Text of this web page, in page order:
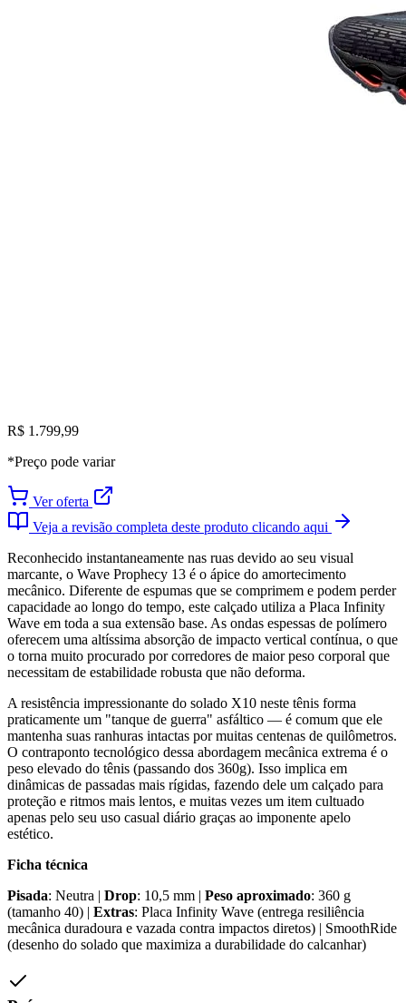
R$ 1.799,99
*Preço pode variar
Ver oferta
Veja a revisão completa deste produto clicando aqui
Reconhecido instantaneamente nas ruas devido ao seu visual
marcante, o Wave Prophecy 13 é o ápice do amortecimento
mecânico. Diferente de espumas que se comprimem e podem perder
capacidade ao longo do tempo, este calçado utiliza a Placa Infinity
Wave em toda a sua extensão base. As ondas espessas de polímero
oferecem uma altíssima absorção de impacto vertical contínua, o que
o torna muito procurado por corredores de maior peso corporal que
necessitam de estabilidade robusta que não deforma.
A resistência impressionante do solado X10 neste tênis forma
praticamente um "tanque de guerra" asfáltico — é comum que ele
mantenha suas ranhuras intactas por muitas centenas de quilômetros.
O contraponto tecnológico dessa abordagem mecânica extrema é o
peso elevado do tênis (passando dos 360g). Isso implica em
dinâmicas de passadas mais rígidas, fazendo dele um calçado para
proteção e ritmos mais lentos, e muitas vezes um item cultuado
apenas pelo seu uso casual diário graças ao imponente apelo
estético.
Ficha técnica
Pisada: Neutra | Drop: 10,5 mm | Peso aproximado: 360 g
(tamanho 40) | Extras: Placa Infinity Wave (entrega resiliência
mecânica duradoura e vazada contra impactos diretos) | SmoothRide
(desenho do solado que maximiza a durabilidade do calcanhar)